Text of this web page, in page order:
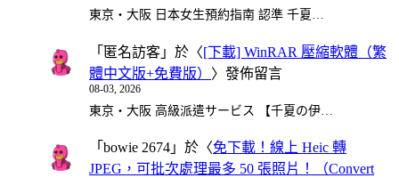
東京・大阪 日本女生預約指南 認準 千夏…
「 匿名訪客 」於〈[下載] WinRAR 壓縮軟體（繁
體中文版+免費版） 〉發佈留言
08-03, 2026
東京・大阪 高級派遣サービス 【千夏の伊…
「 bowie 2674 」於〈免下載！線上 Heic 轉
JPEG，可批次處理最多 50 張照片！（Convert